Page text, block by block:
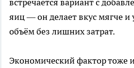
встречается вариант с
яиц — он делает вкус мягче и
объём без лишних затрат.
Экономический фактор тоже